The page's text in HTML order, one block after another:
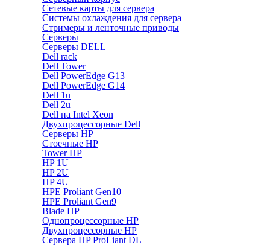
Сетевые карты для сервера
Системы охлаждения для сервера
Стримеры и ленточные приводы
Серверы
Серверы DELL
Dell rack
Dell Tower
Dell PowerEdge G13
Dell PowerEdge G14
Dell 1u
Dell 2u
Dell на Intel Xeon
Двухпроцессорные Dell
Серверы HP
Стоечные HP
Tower HP
HP 1U
HP 2U
HP 4U
HPE Proliant Gen10
HPE Proliant Gen9
Blade HP
Однопроцессорные HP
Двухпроцессорные HP
Сервера HP ProLiant DL